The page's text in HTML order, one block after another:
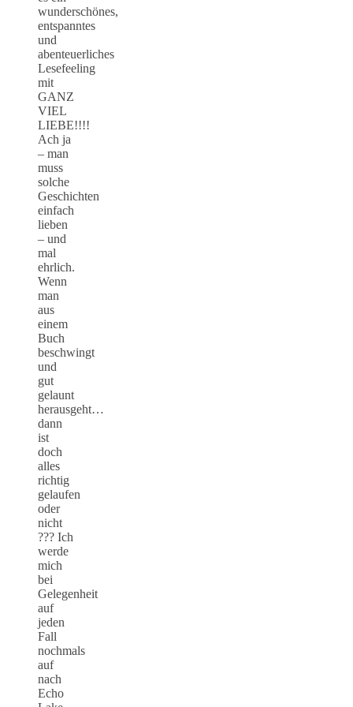
wunderschönes,
entspanntes
und
abenteuerliches
Lesefeeling
mit
GANZ
VIEL
LIEBE!!!!
Ach ja
– man
muss
solche
Geschichten
einfach
lieben
– und
mal
ehrlich.
Wenn
man
aus
einem
Buch
beschwingt
und
gut
gelaunt
herausgeht…
dann
ist
doch
alles
richtig
gelaufen
oder
nicht
??? Ich
werde
mich
bei
Gelegenheit
auf
jeden
Fall
nochmals
auf
nach
Echo